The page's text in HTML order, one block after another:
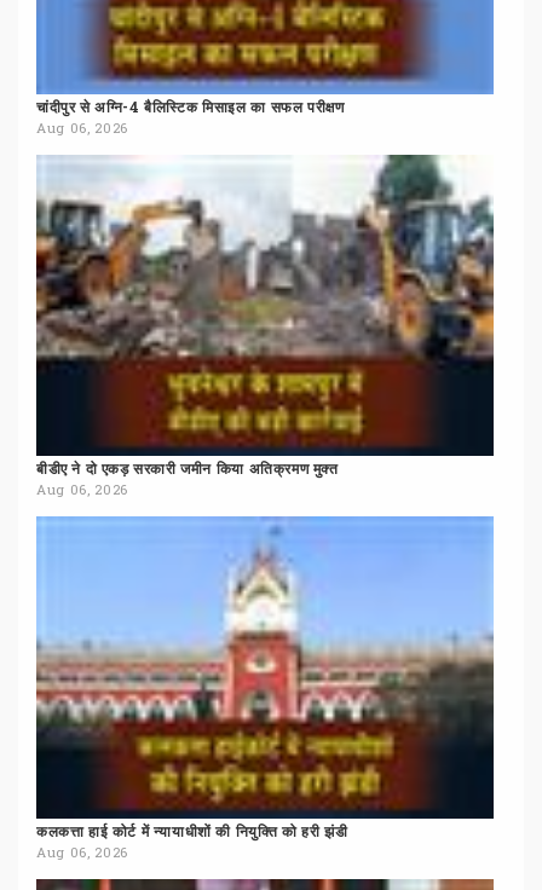
चांदीपुर से अग्नि-4 बैलिस्टिक मिसाइल का सफल परीक्षण
Aug 06, 2026
बीडीए ने दो एकड़ सरकारी जमीन किया अतिक्रमण मुक्त
Aug 06, 2026
कलकत्ता हाई कोर्ट में न्यायाधीशों की नियुक्ति को हरी झंडी
Aug 06, 2026